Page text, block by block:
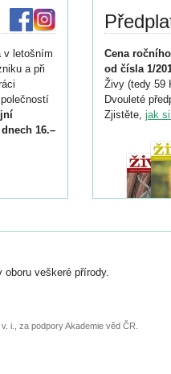
v letošním
a při
16.–
nebo
Cena
od čísla 1/
Živy (tedy 59
Dvouleté
Zjistěte, jak
veškeré přírody.
i., za podpory Akademie věd ČR.